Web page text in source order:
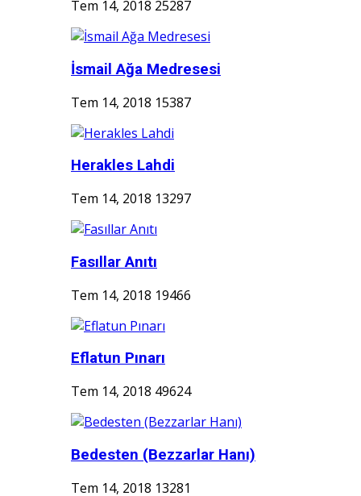
Tem 14, 2018 25287
İsmail Ağa Medresesi
Tem 14, 2018 15387
Herakles Lahdi
Tem 14, 2018 13297
Fasıllar Anıtı
Tem 14, 2018 19466
Eflatun Pınarı
Tem 14, 2018 49624
Bedesten (Bezzarlar Hanı)
Tem 14, 2018 13281